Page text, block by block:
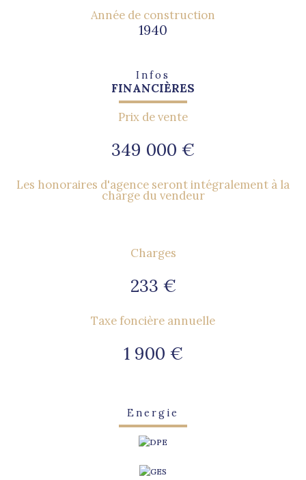
Année de construction
1940
Infos
FINANCIÈRES
Prix de vente
349 000 €
Les honoraires d'agence seront intégralement à la
charge du vendeur
Charges
233 €
Taxe foncière annuelle
1 900 €
Energie